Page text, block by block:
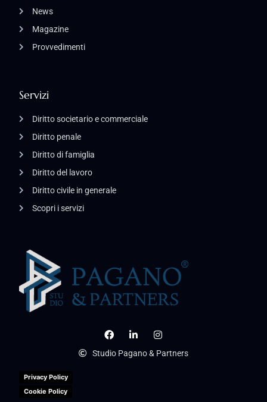
Studio Pagano & Partners
Privacy Policy
Cookie Policy
Servizi
Diritto societario e commerciale
Diritto penale
Diritto di famiglia
Diritto del lavoro
Diritto civile in generale
Scopri i servizi
News
Magazine
Provvedimenti